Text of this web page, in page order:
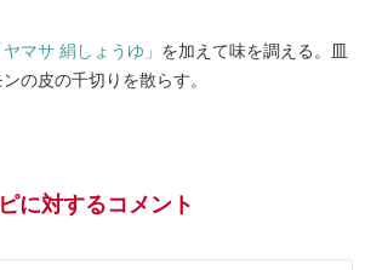
ヤマサ 絹しょうゆ」 を加えて味を調える。皿
の皮の千切りを散らす。
に対するコメント